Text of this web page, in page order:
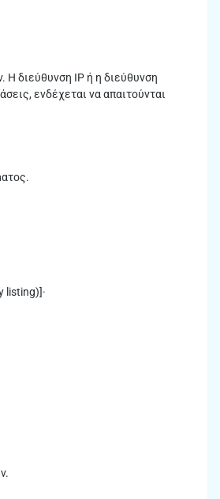
Η διεύθυνση IP ή η διεύθυνση
ενδέχεται να απαιτούνται
listing)]·